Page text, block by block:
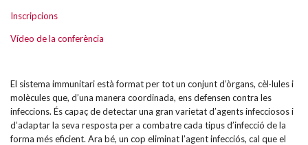
Inscripcions
Vídeo de la conferència
El sistema immunitari està format per tot un conjunt d’òrgans, cèl·lules i
molècules que, d’una manera coordinada, ens defensen contra les
infeccions. És capaç de detectar una gran varietat d’agents infecciosos i
d’adaptar la seva resposta per a combatre cada tipus d’infecció de la
forma més eficient. Ara bé, un cop eliminat l’agent infecciós, cal que el